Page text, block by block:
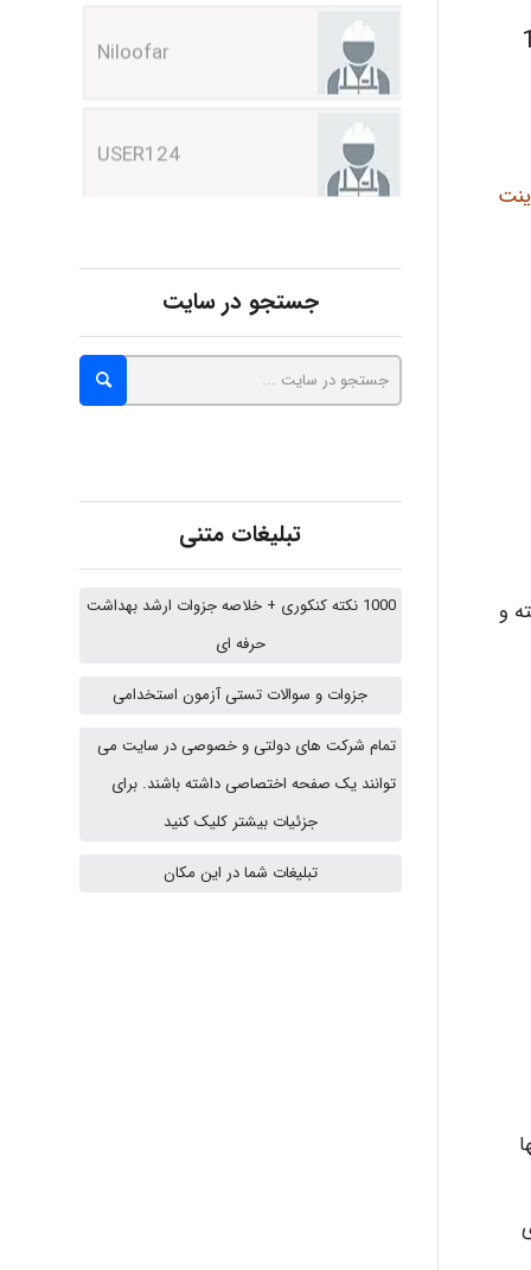
است که در 14
و
USER124
malekf
abolfazlkoshehe
abolfazlkoshehe
fatima
Jafar Tym
fahimeh sheibani
HaddadiMahsa
جستجو در سایت
تبلیغات متنی
1000 نکته کنکوری + خلاصه جزوات ارشد بهداشت
حرفه ای
جزوات و سوالات تستی آزمون استخدامی
تمام شرکت های دولتی و خصوصی در سایت می
توانند یک صفحه اختصاصی داشته باشند. برای
جزئیات بیشتر کلیک کنید
تبلیغات شما در این مکان